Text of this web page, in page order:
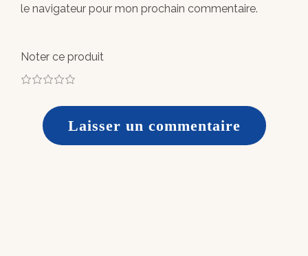
le navigateur pour mon prochain commentaire.
Noter ce produit
5
4
3
2